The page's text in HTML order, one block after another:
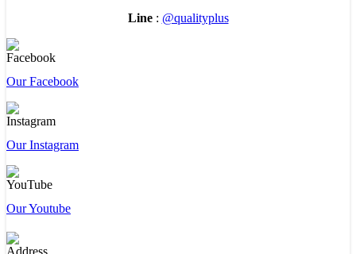
Line: @qualityplus
Our Facebook
Our Instagram
Our Youtube